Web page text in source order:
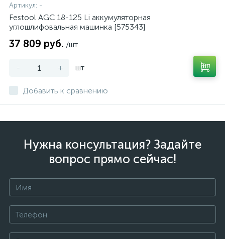
Артикул: -
Festool AGC 18-125 Li аккумуляторная
углошлифовальная машинка [575343]
37 809 руб. /шт
- + шт
Добавить к сравнению
Нужна консультация? Задайте
вопрос прямо сейчас!